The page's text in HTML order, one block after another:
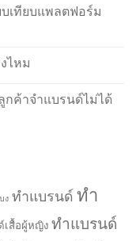
เทียบแพลตฟอร์ม
ไหม
กค้าจำแบรนด์ไม่ได้
ง ทำแบรนด์ ทำ
เสื้อผู้หญิง ทำแบรนด์